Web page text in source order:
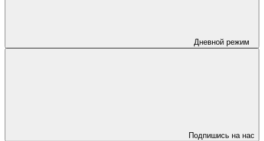
Дневной режим
Подпишись на нас